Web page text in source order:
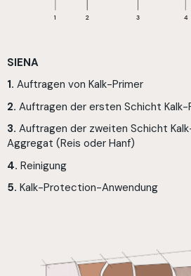
SIENA
1. Auftragen von Kalk-Primer
2. Auftragen der ersten Schicht Kalk-
3. Auftragen der zweiten Schicht
Aggregat (Reis oder Hanf)
4. Reinigung
5. Kalk-Protection-Anwendung